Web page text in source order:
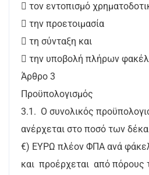
 τον εντοπισμό
 την προετοιμασία
 τη σύνταξη και
 την υποβολή πλήρων
Άρθρο 3
Προϋπολογισμός
3.1. Ο συνολικός
ανέρχεται στο ποσό των
€) ΕΥΡΩ πλέον ΦΠΑ ανά
και προέρχεται από πόρους